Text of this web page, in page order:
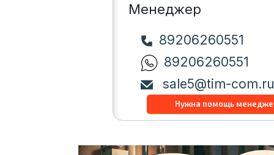
Менеджер
89206260551
89206260551
sale5@tim-com.ru